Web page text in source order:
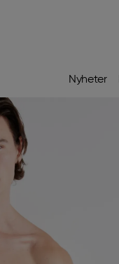
Nyheter